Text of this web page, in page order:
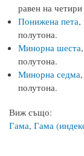
равен на
Понижена пета,
полутона.
Минорна шеста
полутона.
Минорна седма
полутона.
Виж също:
Гама, Гама